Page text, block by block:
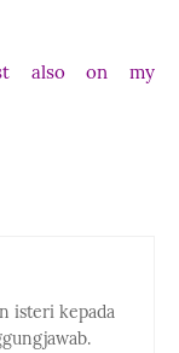
also on my
isteri kepada